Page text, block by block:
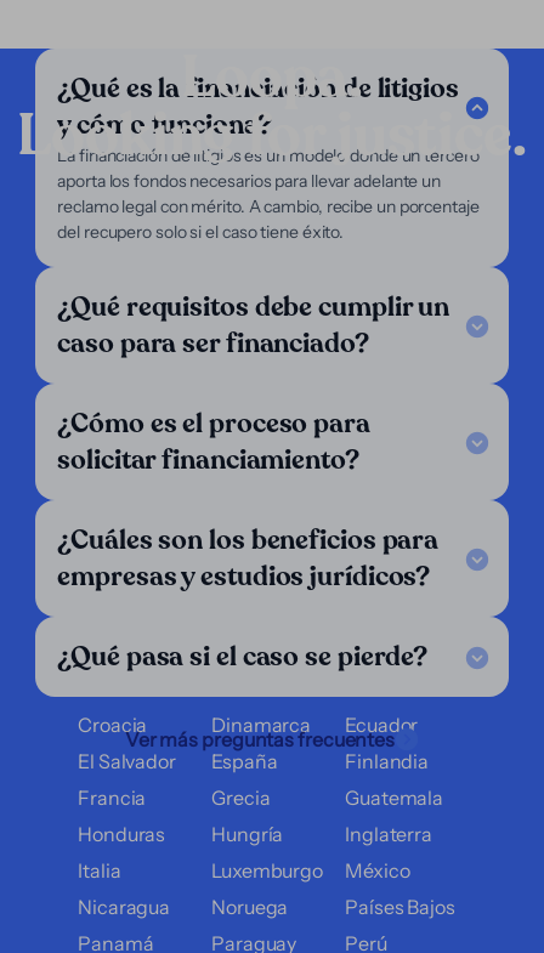
¿Qué es la financiación de litigios
y cómo funciona?
La financiación de litigios es un modelo donde un tercero
aporta los fondos necesarios para llevar adelante un
reclamo legal con mérito. A cambio, recibe un porcentaje
del recupero solo si el caso tiene éxito.
¿Qué requisitos debe cumplir un
caso para ser financiado?
¿Cómo es el proceso para
solicitar financiamiento?
¿Cuáles son los beneficios para
empresas y estudios jurídicos?
¿Qué pasa si el caso se pierde?
Ver más preguntas frecuentes
Loopa.
Looking for justice.
Compañía
Servicios
Enfoque
Nosotros
Demandantes
Soporte
Nuestro criterio
Escríbenos
Síguenos
LinkedIn
Operamos en:
Bélgica
Bolivia
Brasil
Croacia
Dinamarca
Ecuador
El Salvador
España
Finlandia
Francia
Grecia
Guatemala
Honduras
Hungría
Inglaterra
Italia
Luxemburgo
México
Nicaragua
Noruega
Países Bajos
Panamá
Paraguay Perú